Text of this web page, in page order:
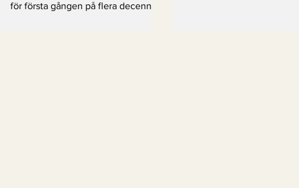
flera decennier
för första gången på flera decennier